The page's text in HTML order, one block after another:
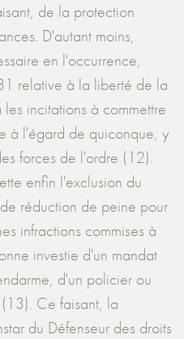
de la protection
D'autant moins,
en l'occurrence,
relative à la liberté de la
incitations à commettre
à l'égard de quiconque, y
forces de l'ordre (12).
enfin l'exclusion du
réduction de peine pour
infractions commises à
investie d'un mandat
d'un policier ou
Ce faisant, la
du Défenseur des droits